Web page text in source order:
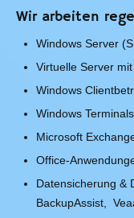
Wir arbeiten
Windows Server
Virtuelle Server
Windows
Windows
Microsoft
Office-
Datensicherung &
BackupAssist,